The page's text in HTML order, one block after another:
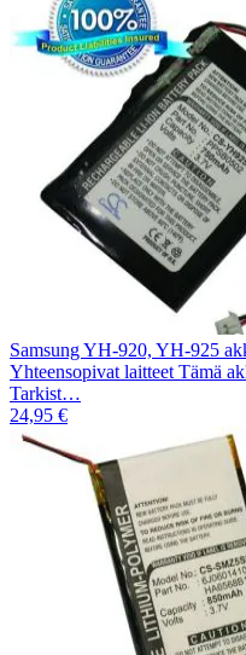
Samsung YH-920, YH-925
Yhteensopivat laitteet Tämä
Tarkist…
24,95 €